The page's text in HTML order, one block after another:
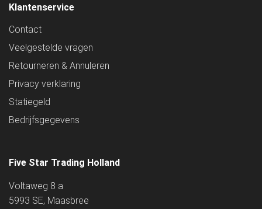
Klantenservice
Contact
Veelgestelde vragen
Retourneren & Annuleren
Privacy verklaring
Statiegeld
Bedrijfsgegevens
Five Star Trading Holland
Voltaweg 8 a
5993 SE, Maasbree